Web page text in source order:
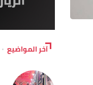
آخر المواضيع